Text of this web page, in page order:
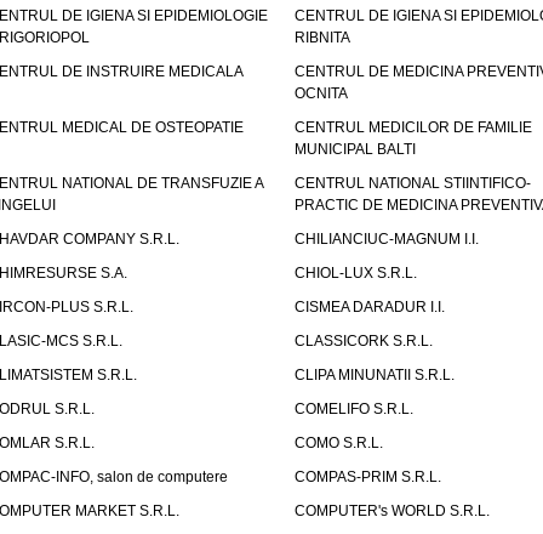
DE IGIENA SI EPIDEMIOLOGIE
CENTRUL DE IGIENA SI
RIBNITA
DE INSTRUIRE MEDICALA
CENTRUL DE MEDICINA
OCNITA
MEDICAL DE OSTEOPATIE
CENTRUL MEDICILOR DE FAMILIE
MUNICIPAL BALTI
NATIONAL DE TRANSFUZIE A
CENTRUL NATIONAL STIINTIFICO-
PRACTIC DE MEDICINA
COMPANY S.R.L.
CHILIANCIUC-MAGNUM I.I.
S.A.
CHIOL-LUX S.R.L.
PLUS S.R.L.
CISMEA DARADUR I.I.
MCS S.R.L.
CLASSICORK S.R.L.
S.R.L.
CLIPA MINUNATII S.R.L.
S.R.L.
COMELIFO S.R.L.
S.R.L.
COMO S.R.L.
INFO, salon de computere
COMPAS-PRIM S.R.L.
MARKET S.R.L.
COMPUTER's WORLD S.R.L.